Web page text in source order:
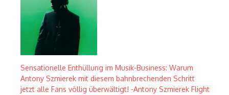
Sensationelle Enthüllung im Musik-Business: Warum
Antony Szmierek mit diesem bahnbrechenden Schritt
jetzt alle Fans völlig überwältigt! -Antony Szmierek Flight